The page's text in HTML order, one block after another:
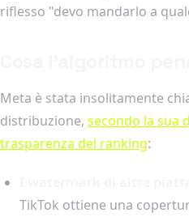
riflesso "devo mandarlo a
Meta è stata insolitamente
distribuzione, secondo la sua
trasparenza del ranking:
TikTok ottiene una